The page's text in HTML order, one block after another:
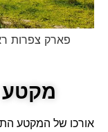
פארק צפרות
מקטע